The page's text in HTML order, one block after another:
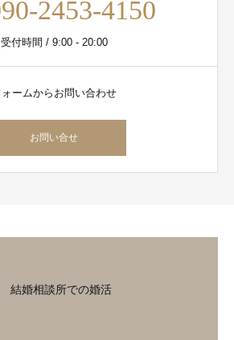
2453-4150
受付時間 / 9:00 - 20:00
ォームからお問い合わせ
お問い合せ
結婚相談所での婚活